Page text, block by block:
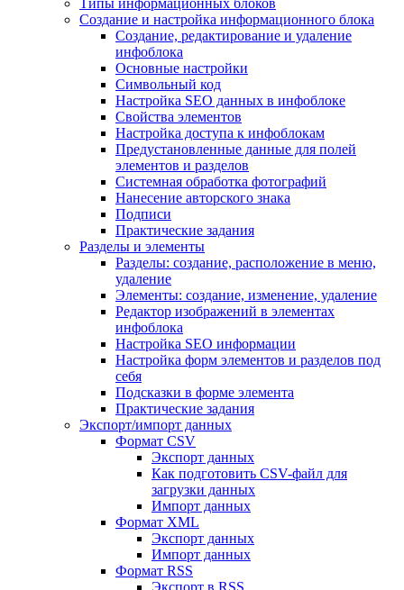
Типы информационных блоков
Создание и настройка информационного блока
Создание, редактирование и удаление
инфоблока
Основные настройки
Символьный код
Настройка SEO данных в инфоблоке
Свойства элементов
Настройка доступа к инфоблокам
Предустановленные данные для полей
элементов и разделов
Системная обработка фотографий
Нанесение авторского знака
Подписи
Практические задания
Разделы и элементы
Разделы: создание, расположение в меню,
удаление
Элементы: создание, изменение, удаление
Редактор изображений в элементах
инфоблока
Настройка SEO информации
Настройка форм элементов и разделов под
себя
Подсказки в форме элемента
Практические задания
Экспорт/импорт данных
Формат CSV
Экспорт данных
Как подготовить CSV-файл для
загрузки данных
Импорт данных
Формат XML
Экспорт данных
Импорт данных
Формат RSS
Экспорт в RSS